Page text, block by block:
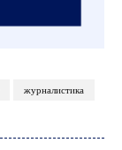
журналистика